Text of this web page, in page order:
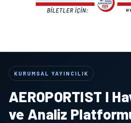
KURUMSAL YAYINCILIK
AEROPORTIST I
ve Analiz